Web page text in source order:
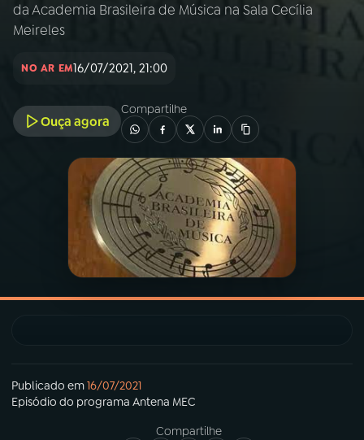
PROGRAMAS
PODCASTS
da Academia Brasileira de Música na Sala Cecília
Meireles
NO AR EM16/07/2021, 21:00
Ouça agora
Compartilhe
Publicado em16/07/2021
Episódio do programa Antena MEC
Compartilhe